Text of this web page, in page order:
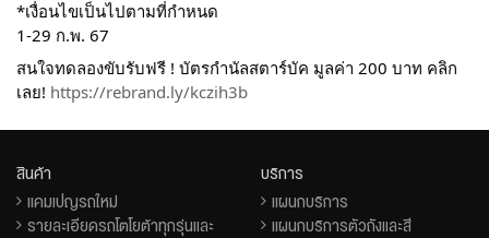
*เงื่อนไขเป็นไปตามที่กำหนด
1-29 ก.พ. 67
สนใจทดลองขับรับฟรี ! บัตรกำนัลสตาร์บัค มูลค่า 200 บาท คลิก
เลย! https://rebrand.ly/kczih3b
สินค้า
แคมเปญรถใหม่
รายละเอียดรถโตโยต้าทุกรุ่นและ
บริการ
แผนกบริการ
แผนกบริการตัวถังและสี